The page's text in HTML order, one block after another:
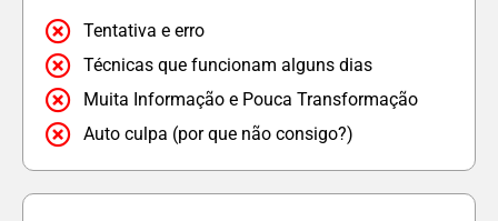
Tentativa e erro
Técnicas que funcionam alguns dias
Muita Informação e Pouca Transformação
Auto culpa (por que não consigo?)